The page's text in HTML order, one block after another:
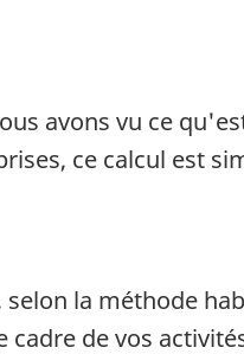
avons vu ce
ce calcul est
selon la méthode
cadre de vos